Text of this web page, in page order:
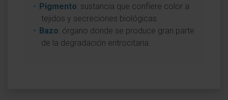
Pigmento: sustancia que confiere color a
tejidos y secreciones biológicas.
Bazo: órgano donde se produce gran parte
de la degradación eritrocitaria.